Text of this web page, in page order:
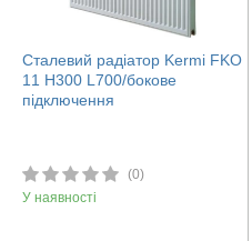
Сталевий радіатор Kermi FKO
11 H300 L700/бокове
підключення
(0)
У наявності